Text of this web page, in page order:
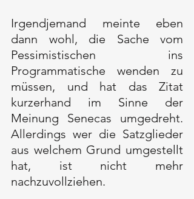
Irgendjemand meinte eben
dann wohl, die Sache vom
Pessimistischen ins
Programmatische wenden zu
müssen, und hat das Zitat
kurzerhand im Sinne der
Meinung Senecas umgedreht.
Allerdings wer die Satzglieder
aus welchem Grund umgestellt
hat, ist nicht mehr
nachzuvollziehen.